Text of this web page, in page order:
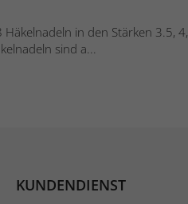
Häkelnadeln in den Stärken 3.5, 4,
sind a...
KUNDENDIENST